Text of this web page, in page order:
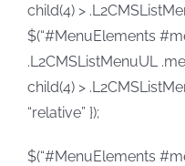
child(4) >
$(“#MenuElements
.L2CMSListMenuUL
child(4) >
“relative” });
$(“#MenuElements